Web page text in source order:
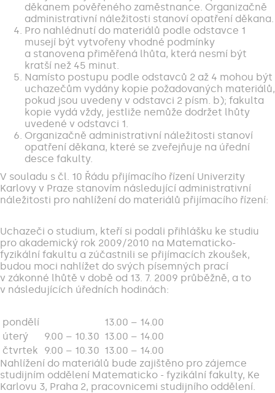
děkanem pověřeného zaměstnance. Organizačně
administrativní náležitosti stanoví opatření děkana.
Pro nahlédnutí do materiálů podle odstavce 1
musejí být vytvořeny vhodné podmínky
a stanovena přiměřená lhůta, která nesmí být
kratší než 45 minut.
Namísto postupu podle odstavců 2 až 4 mohou být
uchazečům vydány kopie požadovaných materiálů,
pokud jsou uvedeny v odstavci 2 písm. b); fakulta
kopie vydá vždy, jestliže nemůže dodržet lhůty
uvedené v odstavci 1.
Organizačně administrativní náležitosti stanoví
opatření děkana, které se zveřejňuje na úřední
desce fakulty.
V souladu s čl. 10 Řádu přijímacího řízení Univerzity
Karlovy v Praze stanovím následující administrativní
náležitosti pro nahlížení do materiálů přijímacího řízení:
Uchazeči o studium, kteří si podali přihlášku ke studiu
pro akademický rok 2009/2010 na Matematicko-
fyzikální fakultu a zúčastnili se přijímacích zkoušek,
budou moci nahlížet do svých písemných prací
v zákonné lhůtě v době od 13. 7. 2009 průběžně, a to
v následujících úředních hodinách:
pondělí
13.00 – 14.00
úterý
9.00 – 10.30 13.00 – 14.00
čtvrtek
9.00 – 10.30 13.00 – 14.00
Nahlížení do materiálů bude zajištěno pro zájemce
studijním oddělení Matematicko - fyzikální fakulty, Ke
Karlovu 3, Praha 2, pracovnicemi studijního oddělení.